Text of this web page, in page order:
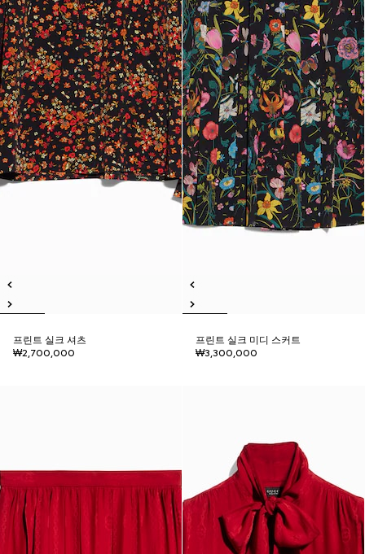
프린트 실크 셔츠
₩2,700,000
프린트 실크 미디 스커트
₩3,300,000